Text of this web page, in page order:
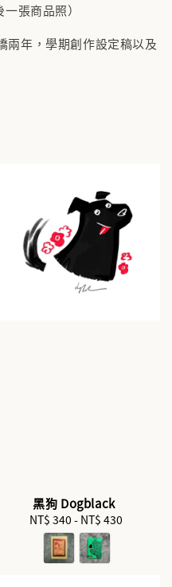
張商品照）
兩年，學期創作設定稿以及
黑狗 Dogblack
Regular
price
NT$ 340 - NT$ 430